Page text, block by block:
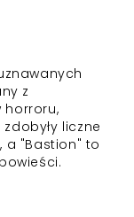
z
horroru,
liczne
a "Bastion" to